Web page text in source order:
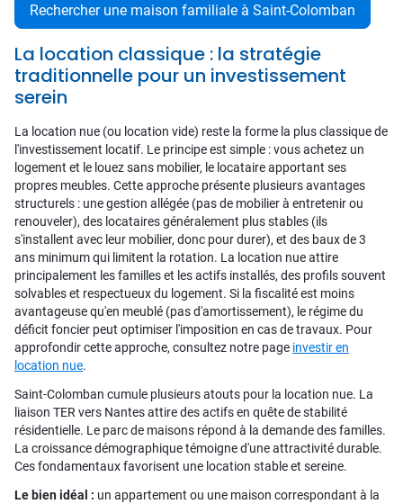
Rechercher une maison familiale à Saint-Colomban
La location classique : la stratégie
traditionnelle pour un investissement
serein
La location nue (ou location vide) reste la forme la plus classique de
l'investissement locatif. Le principe est simple : vous achetez un
logement et le louez sans mobilier, le locataire apportant ses
propres meubles. Cette approche présente plusieurs avantages
structurels : une gestion allégée (pas de mobilier à entretenir ou
renouveler), des locataires généralement plus stables (ils
s'installent avec leur mobilier, donc pour durer), et des baux de 3
ans minimum qui limitent la rotation. La location nue attire
principalement les familles et les actifs installés, des profils souvent
solvables et respectueux du logement. Si la fiscalité est moins
avantageuse qu'en meublé (pas d'amortissement), le régime du
déficit foncier peut optimiser l'imposition en cas de travaux. Pour
approfondir cette approche, consultez notre page investir en
location nue.
Saint-Colomban cumule plusieurs atouts pour la location nue. La
liaison TER vers Nantes attire des actifs en quête de stabilité
résidentielle. Le parc de maisons répond à la demande des familles.
La croissance démographique témoigne d'une attractivité durable.
Ces fondamentaux favorisent une location stable et sereine.
Le bien idéal : un appartement ou une maison correspondant à la